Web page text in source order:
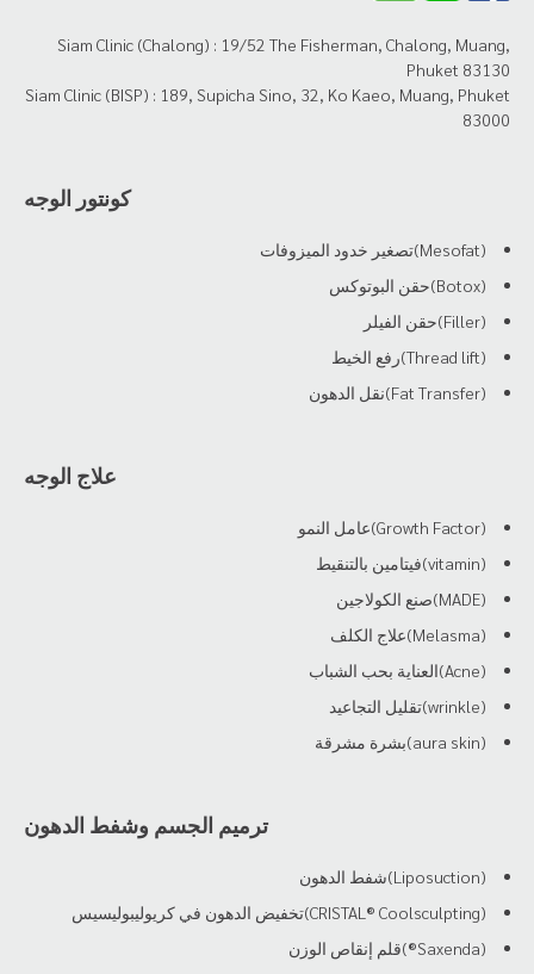
Siam Clinic (Chalong) : 19/52 The Fisherman, Chalong, Muang,
Phuket 83130
Siam Clinic (BISP) : 189, Supicha Sino, 32, Ko Kaeo, Muang, Phuket
83000
كونتور الوجه
(Mesofat)تصغير خدود الميزوفات
(Botox)حقن البوتوكس
(Filler)حقن الفيلر
(Thread lift)رفع الخيط
(Fat Transfer)نقل الدهون
علاج الوجه
(Growth Factor)عامل النمو
(vitamin)فيتامين بالتنقيط
(MADE)صنع الكولاجين
(Melasma)علاج الكلف
(Acne)العناية بحب الشباب
(wrinkle)تقليل التجاعيد
(aura skin)بشرة مشرقة
ترميم الجسم وشفط الدهون
(Liposuction)شفط الدهون
(CRISTAL® Coolsculpting)تخفيض الدهون في كريوليبوليسيس
(Saxenda®)قلم إنقاص الوزن